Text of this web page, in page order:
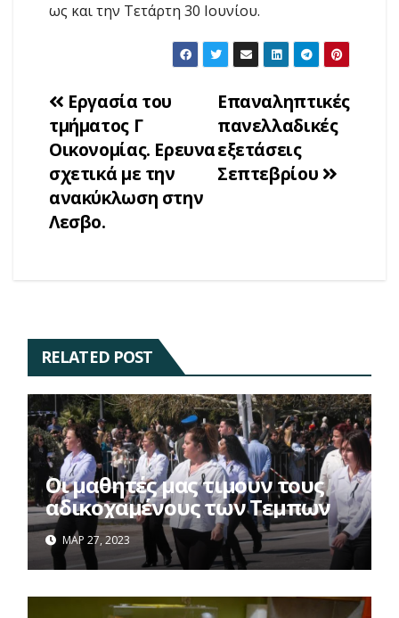
ως και την Τετάρτη 30 Ιουνίου.
Πλοήγηση
άρθρων
Επαναληπτικές
πανελλαδικές
εξετάσεις
Σεπτεβρίου
Εργασία του
τμήματος Γ
Οικονομίας. Ερευνα
σχετικά με την
ανακύκλωση στην
Λεσβο.
RELATED POST
Οι μαθητές μας τιμουν τους
αδικοχαμένους των Τεμπων
ΜΑΡ 27, 2023